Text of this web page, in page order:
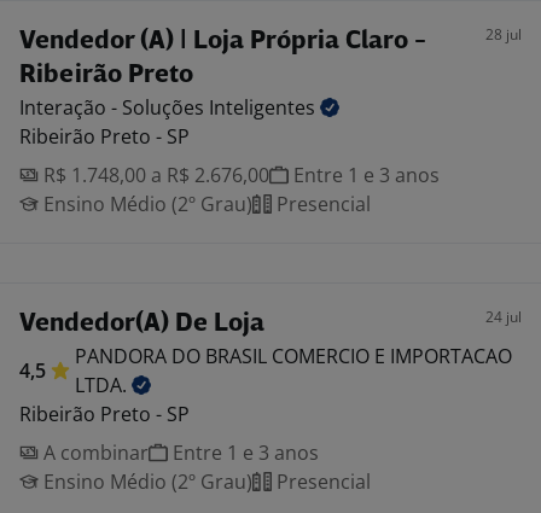
Vendedor (A) | Loja Própria Claro -
Ribeirão Preto
28 jul
Interação - Soluções Inteligentes
Ribeirão Preto - SP
R$ 1.748,00 a R$ 2.676,00
Entre 1 e 3 anos
Ensino Médio (2º Grau)
Presencial
Vendedor(A) De Loja 24 jul
4,5
PANDORA DO BRASIL COMERCIO E IMPORTACAO
LTDA.
Ribeirão Preto - SP
A combinar
Entre 1 e 3 anos
Ensino Médio (2º Grau)
Presencial